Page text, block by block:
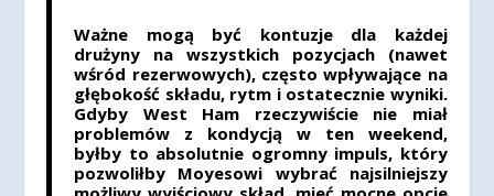
Ważne mogą być kontuzje dla każdej
drużyny na wszystkich pozycjach (nawet
wśród rezerwowych), często wpływające na
głębokość składu, rytm i ostatecznie wyniki.
Gdyby West Ham rzeczywiście nie miał
problemów z kondycją w ten weekend,
byłby to absolutnie ogromny impuls, który
pozwoliłby Moyesowi wybrać najsilniejszy